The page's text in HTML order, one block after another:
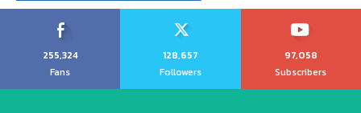
255,324
Fans
128,657
Followers
97,058
Subscribers